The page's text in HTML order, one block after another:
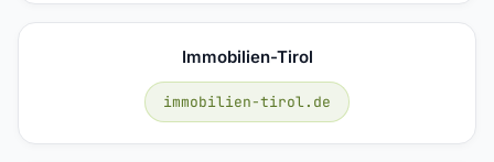
Immobilien-Tirol
immobilien-tirol.de